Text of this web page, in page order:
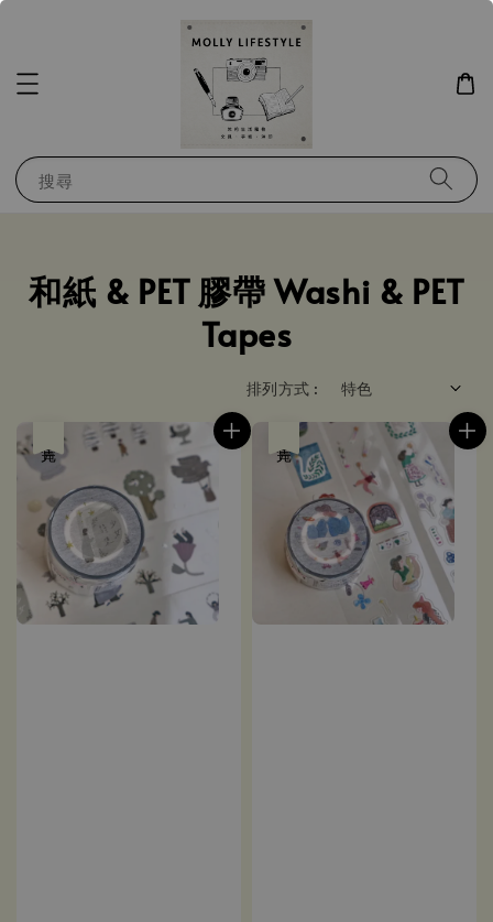
搜尋
和紙 & PET 膠帶 Washi & PET
Tapes
排列方式 :